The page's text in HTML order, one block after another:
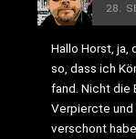
28.
Hallo Horst, ja,
so, dass ich
fand. Nicht die
Verpiercte
verschont